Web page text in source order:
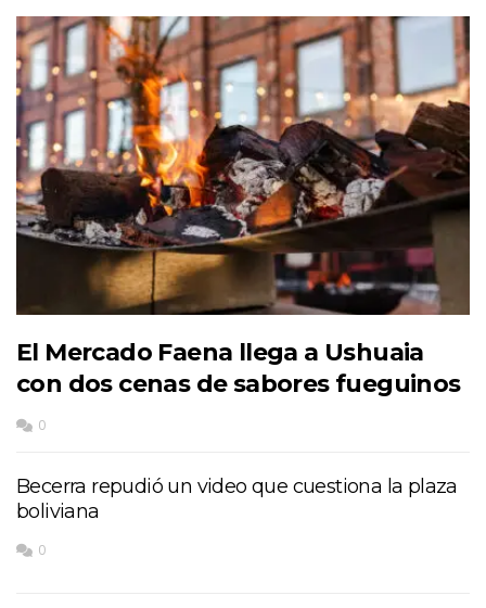
El Mercado Faena llega a Ushuaia
con dos cenas de sabores fueguinos
0
Becerra repudió un video que cuestiona la plaza
boliviana
0